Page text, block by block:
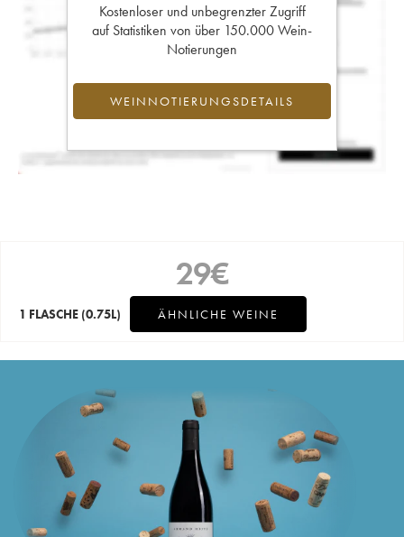
Kostenloser und unbegrenzter Zugriff
auf Statistiken von über 150.000 Wein-
Notierungen
WEINNOTIERUNGSDETAILS
29€
1 FLASCHE (0.75L) ÄHNLICHE WEINE